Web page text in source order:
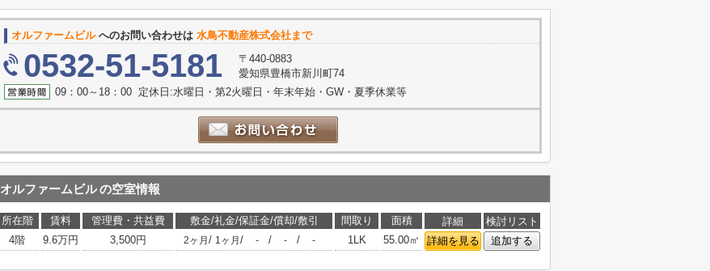
オルファームビルへのお問い合わせは 水鳥不動産株式会社まで
0532-51-5181
〒440-0883
愛知県豊橋市新川町74
09：00～18：00 定休日:水曜日・第2火曜日・年末年始・GW・夏季休業等
オルファームビルの空室情報
所在階 賃料 管理費・共益費 敷金/礼金/保証金/償却/敷引 間取り 面積 詳細
検討リスト
4階
9.6万円 3,500円 2ヶ月 / 1ヶ月 / - / - / - 1LK 55.00㎡ 詳細を見る 追加する